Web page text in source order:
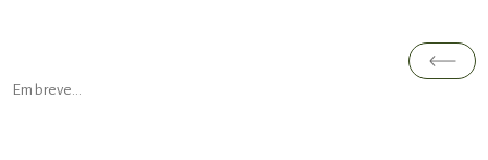
Em breve...